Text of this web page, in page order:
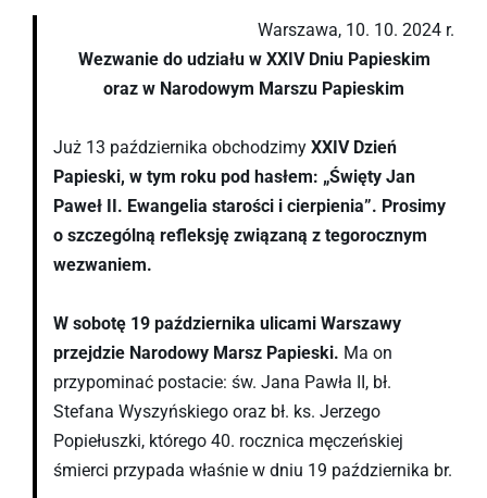
Warszawa, 10. 10. 2024 r.
Wezwanie do udziału w XXIV Dniu Papieskim
oraz w Narodowym Marszu Papieskim
Już 13 października obchodzimy XXIV Dzień
Papieski, w tym roku pod hasłem: „Święty Jan
Paweł II. Ewangelia starości i cierpienia”. Prosimy
o szczególną refleksję związaną z tegorocznym
wezwaniem.
W sobotę 19 października ulicami Warszawy
przejdzie Narodowy Marsz Papieski. Ma on
przypominać postacie: św. Jana Pawła II, bł.
Stefana Wyszyńskiego oraz bł. ks. Jerzego
Popiełuszki, którego 40. rocznica męczeńskiej
śmierci przypada właśnie w dniu 19 października br.